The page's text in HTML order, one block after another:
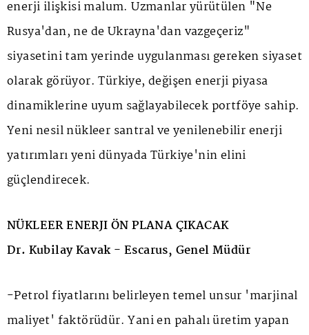
enerji ilişkisi malum. Uzmanlar yürütülen "Ne
Rusya'dan, ne de Ukrayna'dan vazgeçeriz"
siyasetini tam yerinde uygulanması gereken siyaset
olarak görüyor. Türkiye, değişen enerji piyasa
dinamiklerine uyum sağlayabilecek portföye sahip.
Yeni nesil nükleer santral ve yenilenebilir enerji
yatırımları yeni dünyada Türkiye'nin elini
güçlendirecek.
NÜKLEER ENERJI ÖN PLANA ÇIKACAK
Dr. Kubilay Kavak - Escarus, Genel Müdür
-Petrol fiyatlarını belirleyen temel unsur 'marjinal
maliyet' faktörüdür. Yani en pahalı üretim yapan